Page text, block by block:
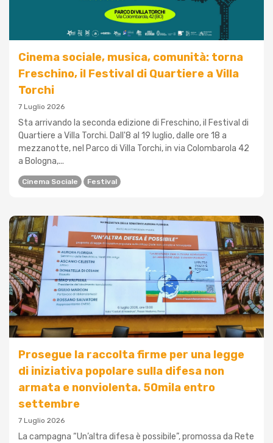
Cinema sociale, musica, comunità: torna
Freschino, il Festival di Quartiere a Villa
Torchi
7 Luglio 2026
Sta arrivando la seconda edizione di Freschino, il Festival di
Quartiere a Villa Torchi. Dall'8 al 19 luglio, dalle ore 18 a
mezzanotte, nel Parco di Villa Torchi, in via Colombarola 42
a Bologna,...
Cinema Sociale Festival
Prosegue la raccolta firme per una legge
di iniziativa popolare sulla difesa non
armata e nonviolenta. 50mila entro
settembre
7 Luglio 2026
La campagna “Un’altra difesa è possibile”, promossa da Rete